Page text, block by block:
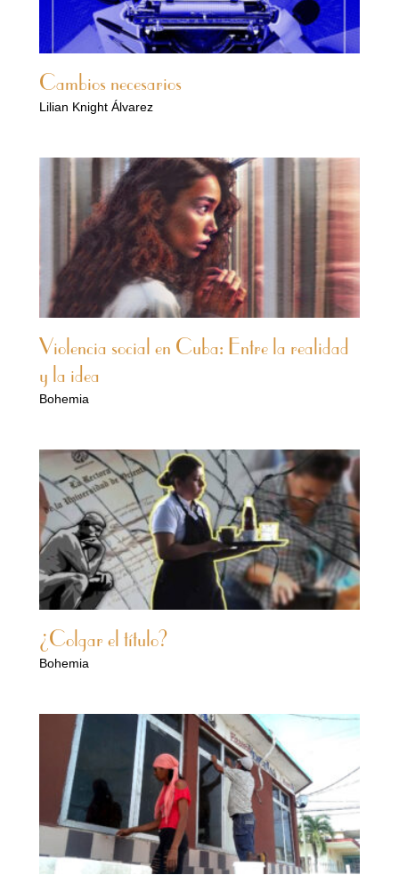
Cambios necesarios
Lilian Knight Álvarez
Violencia social en Cuba: Entre la realidad
y la idea
Bohemia
¿Colgar el título?
Bohemia